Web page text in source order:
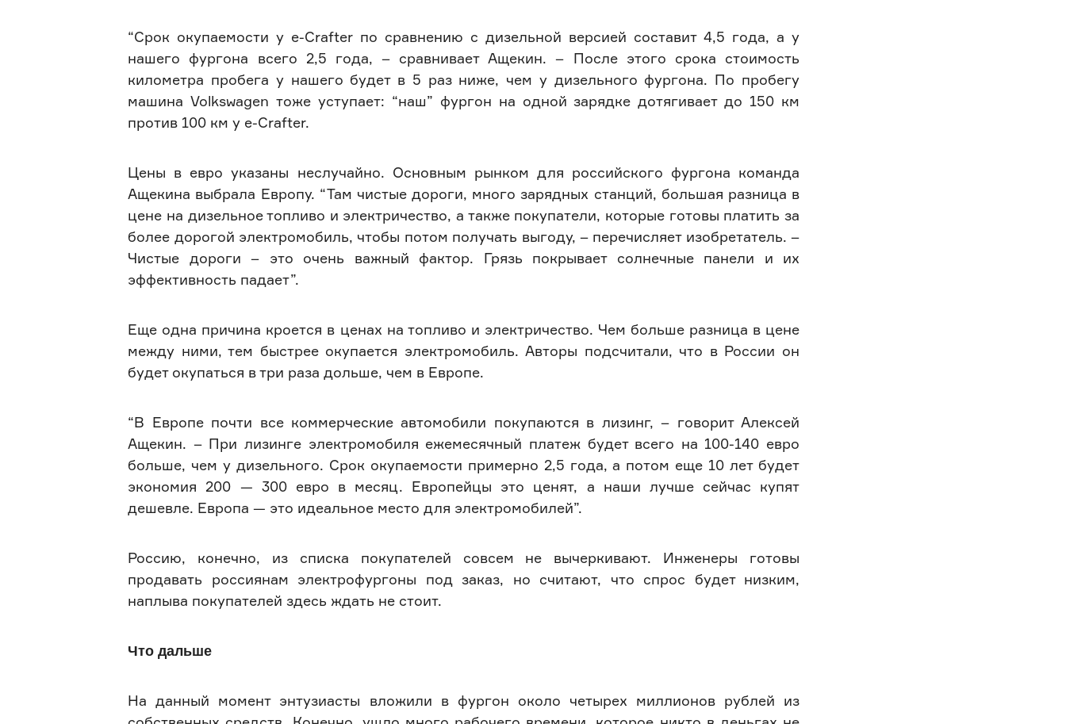
“Срок окупаемости у e-Crafter по сравнению с дизельной версией составит 4,5 года, а у
нашего фургона всего 2,5 года, – сравнивает Ащекин. – После этого срока стоимость
километра пробега у нашего будет в 5 раз ниже, чем у дизельного фургона. По пробегу
машина Volkswagen тоже уступает: “наш” фургон на одной зарядке дотягивает до 150 км
против 100 км у e-Crafter.
Цены в евро указаны неслучайно. Основным рынком для российского фургона команда
Ащекина выбрала Европу. “Там чистые дороги, много зарядных станций, большая разница в
цене на дизельное топливо и электричество, а также покупатели, которые готовы платить за
более дорогой электромобиль, чтобы потом получать выгоду, – перечисляет изобретатель. –
Чистые дороги – это очень важный фактор. Грязь покрывает солнечные панели и их
эффективность падает”.
Еще одна причина кроется в ценах на топливо и электричество. Чем больше разница в цене
между ними, тем быстрее окупается электромобиль. Авторы подсчитали, что в России он
будет окупаться в три раза дольше, чем в Европе.
“В Европе почти все коммерческие автомобили покупаются в лизинг, – говорит Алексей
Ащекин. – При лизинге электромобиля ежемесячный платеж будет всего на 100-140 евро
больше, чем у дизельного. Срок окупаемости примерно 2,5 года, а потом еще 10 лет будет
экономия 200 — 300 евро в месяц. Европейцы это ценят, а наши лучше сейчас купят
дешевле. Европа — это идеальное место для электромобилей”.
Россию, конечно, из списка покупателей совсем не вычеркивают. Инженеры готовы
продавать россиянам электрофургоны под заказ, но считают, что спрос будет низким,
наплыва покупателей здесь ждать не стоит.
Что дальше
На данный момент энтузиасты вложили в фургон около четырех миллионов рублей из